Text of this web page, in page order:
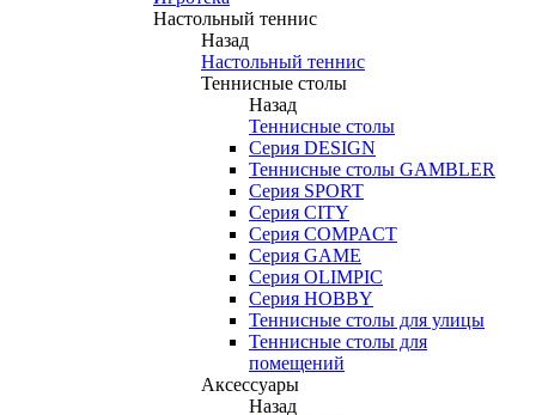
Настольный теннис
Назад
Настольный теннис
Теннисные столы
Назад
Теннисные столы
Серия DESIGN
Теннисные столы GAMBLER
Серия SPORT
Серия CITY
Серия COMPACT
Серия GAME
Серия OLIMPIC
Серия HOBBY
Теннисные столы для улицы
Теннисные столы для
помещений
Аксессуары
Назад